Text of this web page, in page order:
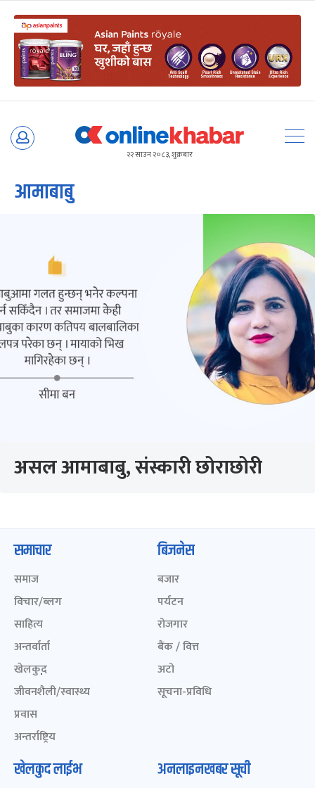
Skip
२२ साउन २०८३, शुक्रबार
आमाबाबु
असल आमाबाबु, संस्कारी छोराछोरी
समाचार
समाज
विचार/ब्लग
साहित्य
अन्तर्वार्ता
खेलकुद़़
जीवनशैली/स्वास्थ्य
प्रवास
अन्तर्राष्ट्रिय
बिजनेस
बजार
पर्यटन
रोजगार
बैंक / वित्त
अटो
सूचना-प्रविधि
खेलकुद लाईभ अनलाइनखबर सूची